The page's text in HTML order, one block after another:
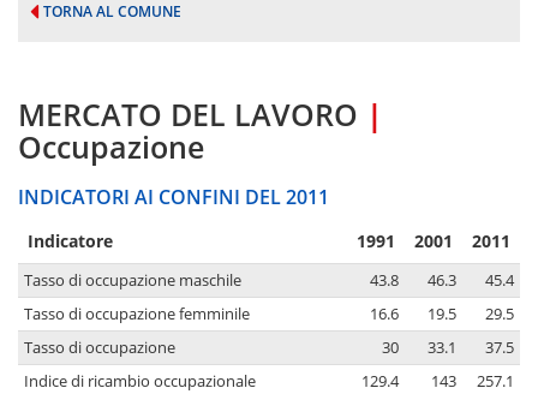
TORNA AL COMUNE
MERCATO DEL LAVORO |
Occupazione
INDICATORI AI CONFINI DEL 2011
Indicatore 1991 2001 2011
Tasso di occupazione maschile 43.8 46.3
45.4
Tasso di occupazione femminile
16.6 19.5
29.5
Tasso di occupazione
30 33.1
37.5
Indice di ricambio occupazionale
129.4 143
257.1